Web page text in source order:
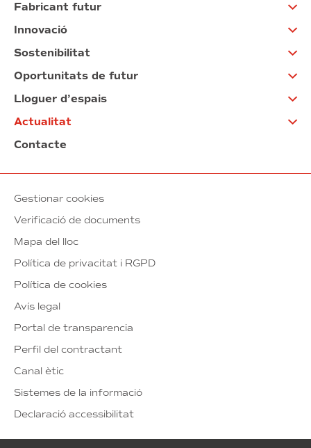
Fabricant futur
Innovació
Sostenibilitat
Oportunitats de futur
Lloguer d’espais
Actualitat
Contacte
Gestionar cookies
Verificació de documents
Mapa del lloc
Política de privacitat i RGPD
Política de cookies
Avís legal
Portal de transparencia
Perfil del contractant
Canal ètic
Sistemes de la informació
Declaració accessibilitat